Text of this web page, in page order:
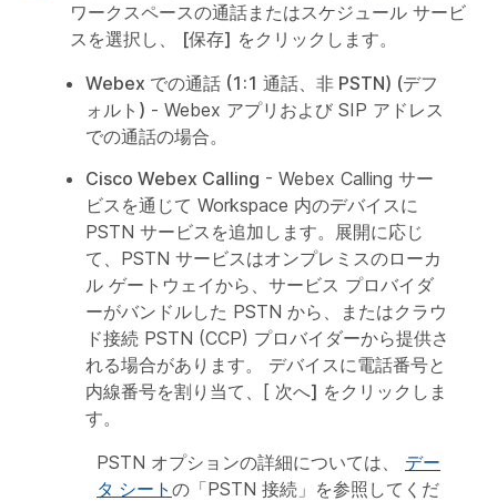
ワークスペースの通話またはスケジュール サービ
スを選択し、 [保存] をクリックします。
Webex での通話 (1:1 通話、非 PSTN) (デフ
ォルト) - Webex アプリおよび SIP アドレス
での通話の場合。
Cisco Webex Calling - Webex Calling サー
ビスを通じて Workspace 内のデバイスに
PSTN サービスを追加します。展開に応じ
て、PSTN サービスはオンプレミスのローカ
ル ゲートウェイから、サービス プロバイダ
ーがバンドルした PSTN から、またはクラウ
ド接続 PSTN (CCP) プロバイダーから提供さ
れる場合があります。 デバイスに電話番号と
内線番号を割り当て、[ 次へ] をクリックしま
す。
PSTN オプションの詳細については、 デー
タ シート の「PSTN 接続」を参照してくだ